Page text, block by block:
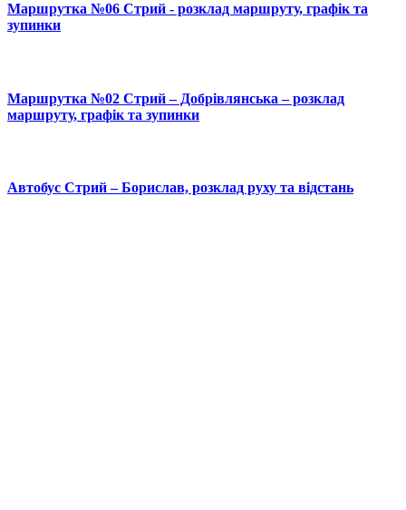
Маршрутка №06 Стрий - розклад маршруту, графік та
зупинки
Маршрутка №02 Стрий – Добрівлянська – розклад
маршруту, графік та зупинки
Автобус Стрий – Борислав, розклад руху та відстань